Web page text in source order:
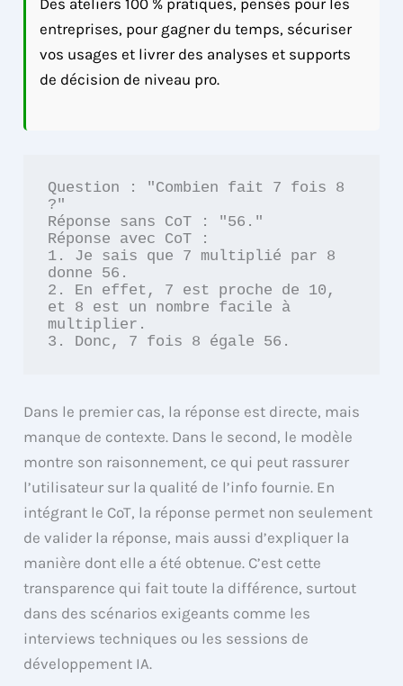
Des ateliers 100 % pratiques, pensés pour les
entreprises, pour gagner du temps, sécuriser
vos usages et livrer des analyses et supports
de décision de niveau pro.
Question : "Combien fait 7 fois 8
?"
Réponse sans CoT : "56."
Réponse avec CoT :
1. Je sais que 7 multiplié par 8
donne 56.
2. En effet, 7 est proche de 10,
et 8 est un nombre facile à
multiplier.
3. Donc, 7 fois 8 égale 56.
Dans le premier cas, la réponse est directe, mais
manque de contexte. Dans le second, le modèle
montre son raisonnement, ce qui peut rassurer
l’utilisateur sur la qualité de l’info fournie. En
intégrant le CoT, la réponse permet non seulement
de valider la réponse, mais aussi d’expliquer la
manière dont elle a été obtenue. C’est cette
transparence qui fait toute la différence, surtout
dans des scénarios exigeants comme les
interviews techniques ou les sessions de
développement IA.